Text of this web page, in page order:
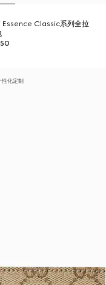
Essence Classic系列全拉
性化定制